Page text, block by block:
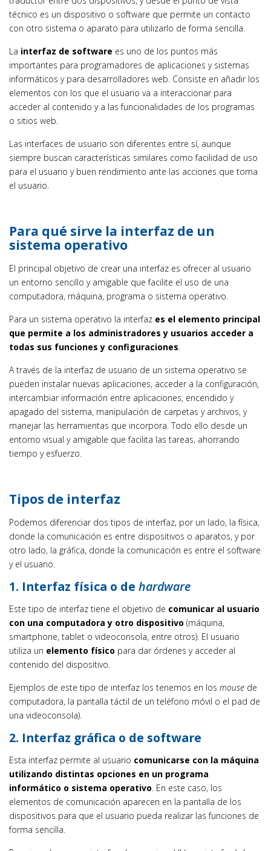
técnico es un dispositivo o software que permite un contacto
con otro sistema o aparato para utilizarlo de forma sencilla.
La interfaz de software es uno de los puntos más
importantes para programadores de aplicaciones y sistemas
informáticos y para desarrolladores web. Consiste en añadir los
elementos con los que el usuario va a interaccionar para
acceder al contenido y a las funcionalidades de los programas
o sitios web.
Las interfaces de usuario son diferentes entre sí, aunque
siempre buscan características similares como facilidad de uso
para el usuario y buen rendimiento ante las acciones que toma
el usuario.
Para qué sirve la interfaz de un
sistema operativo
El principal objetivo de crear una interfaz es ofrecer al usuario
un entorno sencillo y amigable que facilite el uso de una
computadora, máquina, programa o sistema operativo.
Para un sistema operativo la interfaz es el elemento principal
que permite a los administradores y usuarios acceder a
todas sus funciones y configuraciones.
A través de la interfaz de usuario de un sistema operativo se
pueden instalar nuevas aplicaciones, acceder a la configuración,
intercambiar información entre aplicaciones, encendido y
apagado del sistema, manipulación de carpetas y archivos, y
manejar las herramientas que incorpora. Todo ello desde un
entorno visual y amigable que facilita las tareas, ahorrando
tiempo y esfuerzo.
Tipos de interfaz
Podemos diferenciar dos tipos de interfaz, por un lado, la física,
donde la comunicación es entre dispositivos o aparatos, y por
otro lado, la gráfica, donde la comunicación es entre el software
y el usuario.
1. Interfaz física o de hardware
Este tipo de interfaz tiene el objetivo de comunicar al usuario
con una computadora y otro dispositivo (máquina,
smartphone, tablet o videoconsola, entre otros). El usuario
utiliza un elemento físico para dar órdenes y acceder al
contenido del dispositivo.
Ejemplos de este tipo de interfaz los tenemos en los mouse de
computadora, la pantalla táctil de un teléfono móvil o el pad de
una videoconsola).
2. Interfaz gráfica o de software
Esta interfaz permite al usuario comunicarse con la máquina
utilizando distintas opciones en un programa
informático o sistema operativo. En este caso, los
elementos de comunicación aparecen en la pantalla de los
dispositivos para que el usuario pueda realizar las funciones de
forma sencilla.